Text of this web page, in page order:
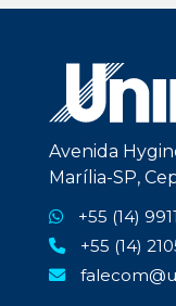
Avenida
Marília-SP,
+55 (14)
+55 (14)